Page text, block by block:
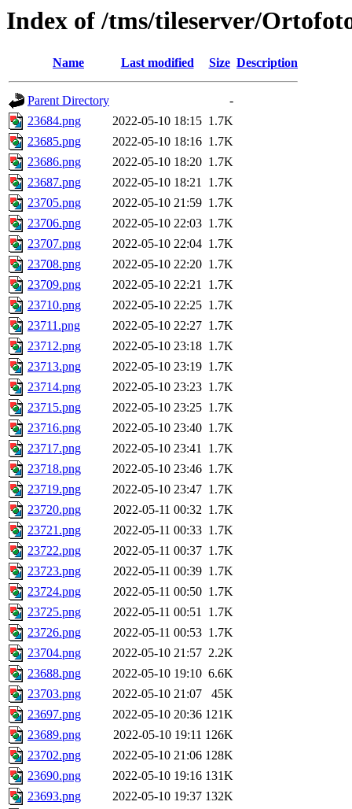
Index of /tms/tileserver/
Name Last modified Size Description
Parent Directory
-
23684.png
2022-05-10 18:15 1.7K
23685.png
2022-05-10 18:16 1.7K
23686.png
2022-05-10 18:20 1.7K
23687.png
2022-05-10 18:21 1.7K
23705.png
2022-05-10 21:59 1.7K
23706.png
2022-05-10 22:03 1.7K
23707.png
2022-05-10 22:04 1.7K
23708.png
2022-05-10 22:20 1.7K
23709.png
2022-05-10 22:21 1.7K
23710.png
2022-05-10 22:25 1.7K
23711.png
2022-05-10 22:27 1.7K
23712.png
2022-05-10 23:18 1.7K
23713.png
2022-05-10 23:19 1.7K
23714.png
2022-05-10 23:23 1.7K
23715.png
2022-05-10 23:25 1.7K
23716.png
2022-05-10 23:40 1.7K
23717.png
2022-05-10 23:41 1.7K
23718.png
2022-05-10 23:46 1.7K
23719.png
2022-05-10 23:47 1.7K
23720.png
2022-05-11 00:32 1.7K
23721.png
2022-05-11 00:33 1.7K
23722.png
2022-05-11 00:37 1.7K
23723.png
2022-05-11 00:39 1.7K
23724.png
2022-05-11 00:50 1.7K
23725.png
2022-05-11 00:51 1.7K
23726.png
2022-05-11 00:53 1.7K
23704.png
2022-05-10 21:57 2.2K
23688.png
2022-05-10 19:10 6.6K
23703.png
2022-05-10 21:07
45K
23697.png
2022-05-10 20:36 121K
23689.png
2022-05-10 19:11 126K
23702.png
2022-05-10 21:06 128K
23690.png
2022-05-10 19:16 131K
23693.png
2022-05-10 19:37 132K